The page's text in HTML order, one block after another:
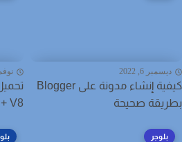
6, 2022
كيفية إنشاء مدونة على Blogger
صحيحة
نوفمبر 3, 2022
V8 + نسخة مدفوعة...
بلوجر بلوجر